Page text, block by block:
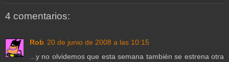
4 comentarios:
Rob 20 de junio de 2008 a las 10:15
...y no olvidemos que esta semana también se estrena otra